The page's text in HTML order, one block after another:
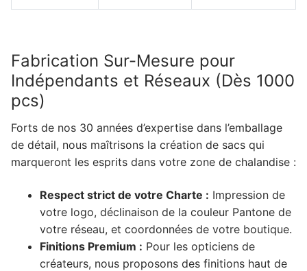
Fabrication Sur-Mesure pour
Indépendants et Réseaux (Dès 1000
pcs)
Forts de nos 30 années d’expertise dans l’emballage
de détail, nous maîtrisons la création de sacs qui
marqueront les esprits dans votre zone de chalandise :
Respect strict de votre Charte : Impression de
votre logo, déclinaison de la couleur Pantone de
votre réseau, et coordonnées de votre boutique.
Finitions Premium : Pour les opticiens de
créateurs, nous proposons des finitions haut de